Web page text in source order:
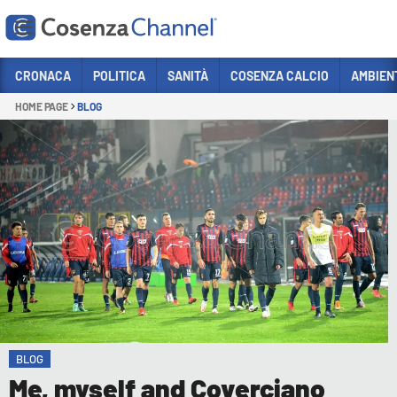
Sezioni
CRONACA
POLITICA
COSENZA CALCIO
ECONOMIA E LAVORO
ITALIA MONDO
SANITÀ
SPORT
CULTURA
CRONACA POLITICA SANITÀ COSENZA CALCIO
HOME PAGE BLOG
BLOG
Me, myself and Coverciano